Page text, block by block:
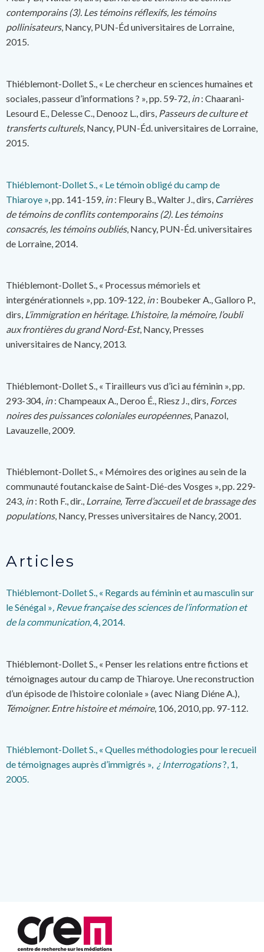
contemporains (3). Les témoins réflexifs, les témoins
pollinisateurs, Nancy, PUN-Éd universitaires de Lorraine,
2015.
Thiéblemont-Dollet S., « Le chercheur en sciences humaines et
sociales, passeur d’informations ? », pp. 59-72, in: Chaarani-
Lesourd E., Delesse C., Denooz L., dirs, Passeurs de culture et
transferts culturels, Nancy, PUN-Éd. universitaires de Lorraine,
2015.
Thiéblemont-Dollet S., « Le témoin obligé du camp de
Thiaroye » , pp. 141-159, in: Fleury B., Walter J., dirs, Carrières
de témoins de conflits contemporains (2). Les témoins
consacrés, les témoins oubliés, Nancy, PUN-Éd. universitaires
de Lorraine, 2014.
Thiéblemont-Dollet S., « Processus mémoriels et
intergénérationnels », pp. 109-122, in: Boubeker A., Galloro P.,
dirs, L’immigration en héritage. L’histoire, la mémoire, l’oubli
aux frontières du grand Nord-Est, Nancy, Presses
universitaires de Nancy, 2013.
Thiéblemont-Dollet S., « Tirailleurs vus d’ici au féminin », pp.
293-304, in: Champeaux A., Deroo É., Riesz J., dirs, Forces
noires des puissances coloniales européennes, Panazol,
Lavauzelle, 2009.
Thiéblemont-Dollet S., « Mémoires des origines au sein de la
communauté foutanckaise de Saint-Dié-des Vosges », pp. 229-
243, in: Roth F., dir., Lorraine, Terre d’accueil et de brassage des
populations, Nancy, Presses universitaires de Nancy, 2001.
Articles
Thiéblemont-Dollet S., « Regards au féminin et au masculin sur
le Sénégal », Revue française des sciences de l’information et
de la communication, 4, 2014.
Thiéblemont-Dollet S., « Penser les relations entre fictions et
témoignages autour du camp de Thiaroye. Une reconstruction
d’un épisode de l’histoire coloniale » (avec Niang Diéne A.),
Témoigner. Entre histoire et mémoire, 106, 2010, pp. 97-112.
Thiéblemont-Dollet S., « Quelles méthodologies pour le recueil
de témoignages auprès d’immigrés », ¿ Interrogations?, 1,
2005.